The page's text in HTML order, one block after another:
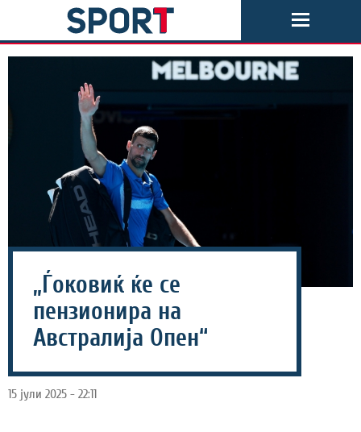
„Ѓоковиќ ќе се
пензионира на
Австралија Опен“
15 јули 2025 - 22:11